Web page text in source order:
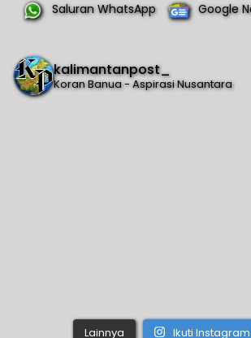
Saluran WhatsApp Google
kalimantanpost_
Koran Banua - Aspirasi Nusantara
Lainnya Ikuti